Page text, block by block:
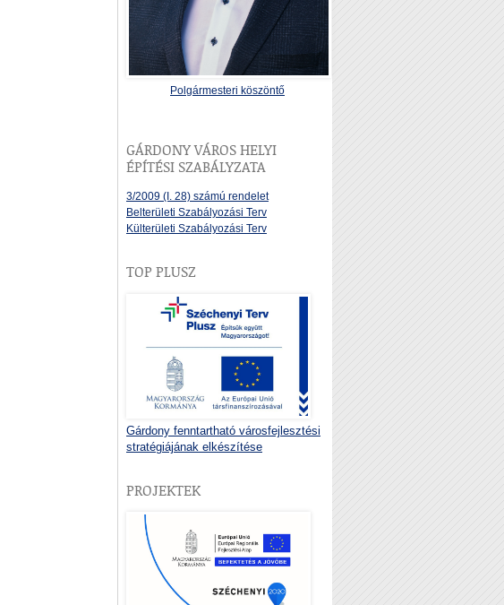
Polgármesteri köszöntő
GÁRDONY VÁROS HELYI
ÉPÍTÉSI SZABÁLYZATA
3/2009 (I. 28) számú rendelet
Belterületi Szabályozási Terv
Külterületi Szabályozási Terv
TOP PLUSZ
Gárdony fenntartható városfejlesztési
stratégiájának elkészítése
PROJEKTEK